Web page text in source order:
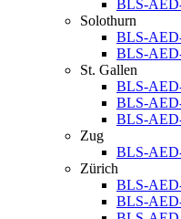
BLS-
Solothurn
BLS-
BLS-
St. Gallen
BLS-
BLS-
BLS-
Zug
BLS-
Zürich
BLS-
BLS-